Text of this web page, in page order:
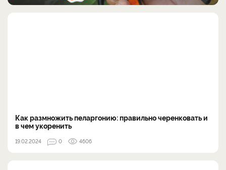
Как размножить пеларгонию: правильно черенковать и
в чем укоренить
19.02.2024 0 4606